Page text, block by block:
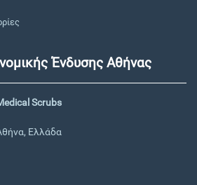
Ένδυσης Αθήνας
Scrubs
Ελλάδα